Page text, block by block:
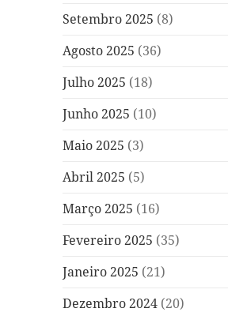
Setembro 2025 (8)
Agosto 2025 (36)
Julho 2025 (18)
Junho 2025 (10)
Maio 2025 (3)
Abril 2025 (5)
Março 2025 (16)
Fevereiro 2025 (35)
Janeiro 2025 (21)
Dezembro 2024 (20)